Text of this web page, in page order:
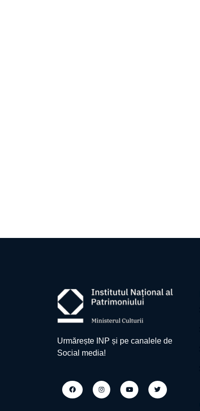
Urmărește INP și pe canalele de
Social media!